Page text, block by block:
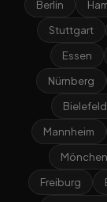
Berlin
Stuttgart
Essen
Nürnberg
Bielefeld
Mannheim
Freiburg